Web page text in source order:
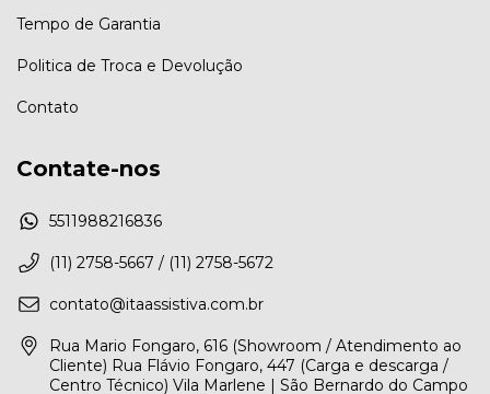
Tempo de Garantia
Politica de Troca e Devolução
Contato
Contate-nos
5511988216836
(11) 2758-5667 / (11) 2758-5672
contato@itaassistiva.com.br
Rua Mario Fongaro, 616 (Showroom / Atendimento ao
Cliente) Rua Flávio Fongaro, 447 (Carga e descarga /
Centro Técnico) Vila Marlene | São Bernardo do Campo